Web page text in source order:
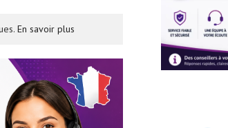
En savoir plus